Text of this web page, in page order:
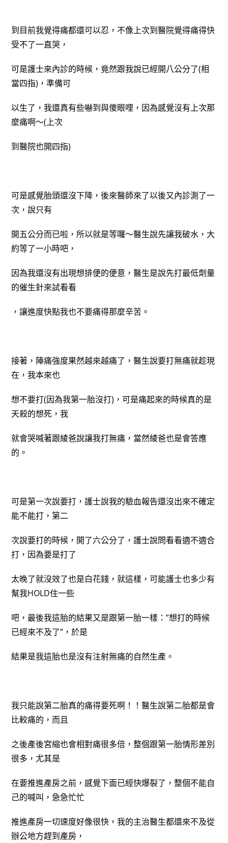
到目前我覺得痛都還可以忍，不像上次到醫院覺得痛得快
受不了一直哭，
可是護士來內診的時候，竟然跟我說已經開八公分了(相
當四指)，準備可
以生了，我還真有些嚇到與傻眼哩，因為感覺沒有上次那
麼痛啊～(上次
到醫院也開四指)
可是感覺胎頭還沒下降，後來醫師來了以後又內診測了一
次，說只有
開五公分而已啦，所以就是等囉～醫生說先讓我破水，大
約等了一小時吧，
因為我還沒有出現想排便的便意，醫生是說先打最低劑量
的催生針來試看看
，讓進度快點我也不要痛得那麼辛苦。
接著，陣痛強度果然越來越痛了，醫生說要打無痛就趁現
在，我本來也
想不要打(因為我第一胎沒打)，可是痛起來的時候真的是
天殺的想死，我
就會哭喊著跟綾爸說讓我打無痛，當然綾爸也是會答應
的。
可是第一次說要打，護士說我的驗血報告還沒出來不確定
能不能打，第二
次說要打的時候，開了六公分了，護士說問看看適不適合
打，因為要是打了
太晚了就沒效了也是白花錢，就這樣，可能護士也多少有
幫我HOLD住一些
吧，最後我這胎的結果又是跟第一胎一樣：”想打的時候
已經來不及了”，於是
結果是我這胎也是沒有注射無痛的自然生產。
我只能說第二胎真的痛得要死啊！！醫生說第二胎都是會
比較痛的，而且
之後產後宮縮也會相對痛很多倍，整個跟第一胎情形差別
很多，尤其是
在要推進產房之前，感覺下面已經快爆裂了，整個不能自
己的喊叫，急急忙忙
推進產房一切速度好像很快，我的主治醫生都還來不及從
辦公地方趕到產房，